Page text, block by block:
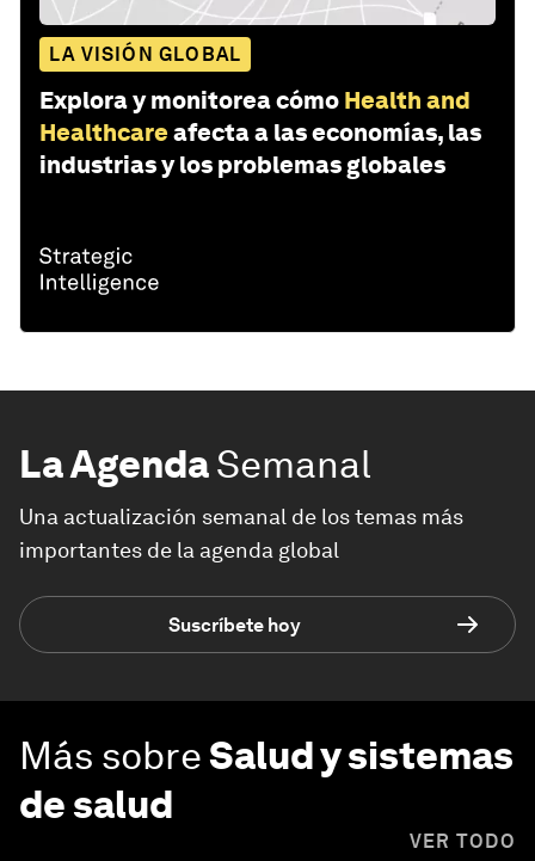
LA VISIÓN GLOBAL
Explora y monitorea cómo Health and
Healthcare afecta a las economías, las
industrias y los problemas globales
La AgendaSemanal
Una actualización semanal de los temas más
importantes de la agenda global
Suscríbete hoy
Más sobreSalud y sistemas
de salud
VER TODO